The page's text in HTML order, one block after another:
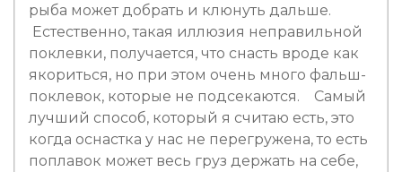
рыба может добрать и клюнуть дальше.
Естественно, такая иллюзия неправильной
поклевки, получается, что снасть вроде как
якориться, но при этом очень много фальш-
поклевок, которые не подсекаются. Самый
лучший способ, который я считаю есть, это
когда оснастка у нас не перегружена, то есть
поплавок может весь груз держать на себе,